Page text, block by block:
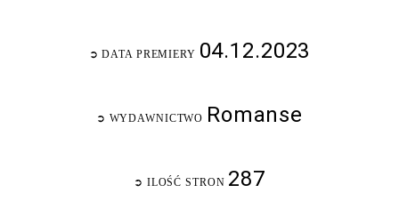
➲ DATA PREMIERY 04.12.2023
➲ WYDAWNICTWO Romanse
➲ ILOŚĆ STRON 287